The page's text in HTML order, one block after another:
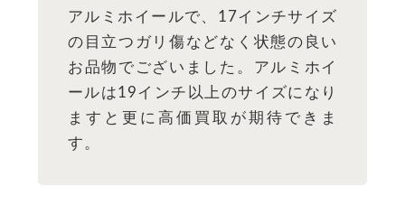
アルミホイールで、17インチサイズ
の目立つガリ傷などなく状態の良い
お品物でございました。アルミホイ
ールは19インチ以上のサイズになり
ますと更に高価買取が期待できま
す。